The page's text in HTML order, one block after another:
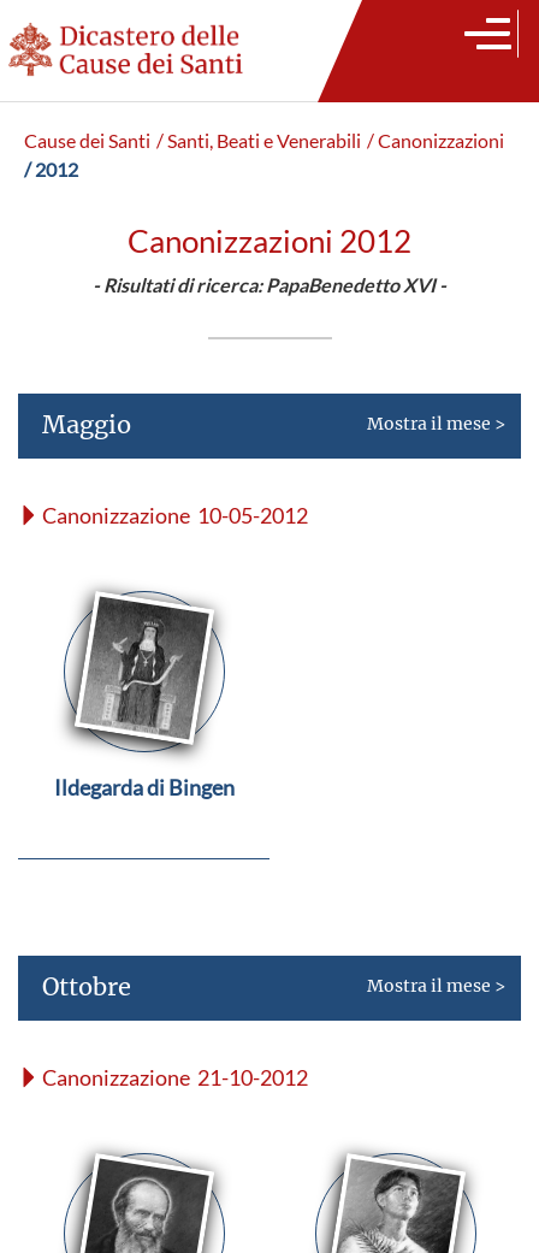
Cause dei Santi / Santi, Beati e Venerabili / Canonizzazioni
/ 2012
Canonizzazioni 2012
- Risultati di ricerca: PapaBenedetto XVI -
Maggio Mostra il mese >
Canonizzazione 10-05-2012
Ildegarda di Bingen
Ottobre Mostra il mese >
Canonizzazione 21-10-2012